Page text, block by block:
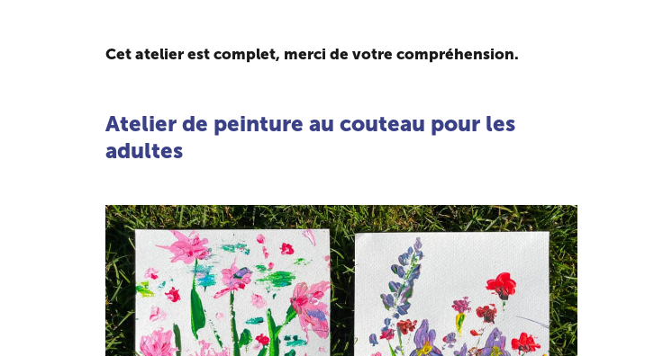
Cet atelier est complet, merci de votre compréhension.
Atelier de peinture au couteau pour les
adultes